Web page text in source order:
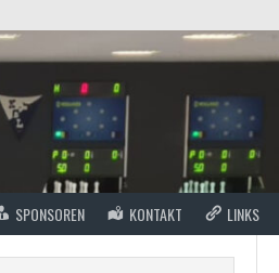
SPONSOREN KONTAKT LINKS